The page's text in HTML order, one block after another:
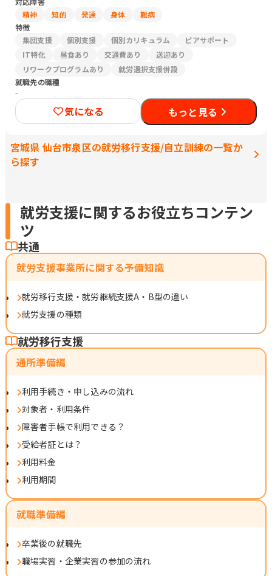
精神
知的 発達 身体
難病
特徴
集団支援
個別支援 個別カリキュラム
ピアサポート
IT特化
昼食あり 交通費あり
送迎あり
リワークプログラムあり
就労選択支援併設
就職先の職種
-
気になる もっと見る
宮城県 仙台市泉区の就労移行支援/自立訓練の一覧か
ら探す
就労支援に関するお役立ちコンテン
ツ
共通
就労支援事業所に関する予備知識
就労移行支援・就労継続支援A・B型の違い
就労支援の種類
就労移行支援
通所準備編
利用手続き・申し込みの流れ
対象者・利用条件
障害者手帳で利用できる？
受給者証とは？
利用料金
利用期間
就職準備編
卒業後の就職先
職場実習・企業実習の参加の流れ